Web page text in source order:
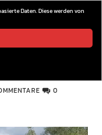
0
Daten. Diese werden von